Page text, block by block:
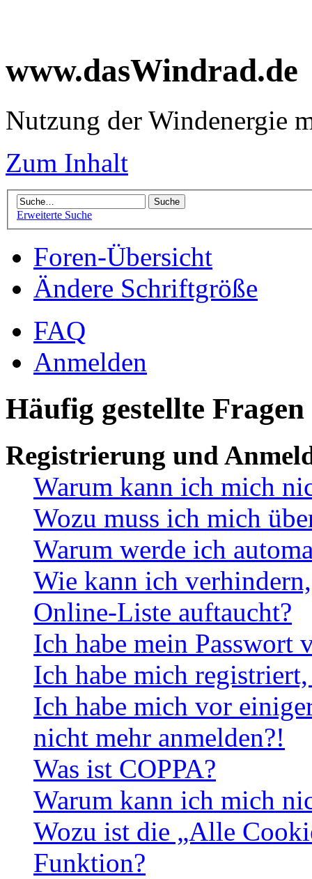
www.dasWindrad.de
Nutzung der Windenergie
Zum Inhalt
Erweiterte Suche
Foren-Übersicht
Ändere Schriftgröße
FAQ
Anmelden
Häufig gestellte Fragen
Registrierung und
Warum kann ich mich
Wozu muss ich mich
Warum werde ich
Wie kann ich
Online-Liste auftaucht?
Ich habe mein Passwort
Ich habe mich
Ich habe mich vor
nicht mehr anmelden?!
Was ist COPPA?
Warum kann ich mich
Wozu ist die „Alle
Funktion?